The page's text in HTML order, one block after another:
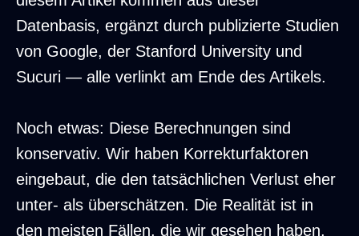
Datenbasis, ergänzt durch publizierte Studien
von Google, der Stanford University und
Sucuri — alle verlinkt am Ende des Artikels.
Noch etwas: Diese Berechnungen sind
konservativ. Wir haben Korrekturfaktoren
eingebaut, die den tatsächlichen Verlust eher
unter- als überschätzen. Die Realität ist in
den meisten Fällen, die wir gesehen haben,